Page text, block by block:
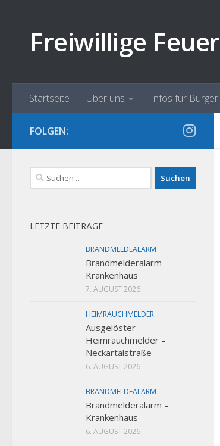
Freiwillige
Startseite Über uns Infos für Bürger
FOLGEN:
Suchen
nach:
LETZTE BEITRÄGE
BRANDMELDEALARM
Brandmelderalarm –
Krankenhaus
7. AUGUST 2026
HEIMRAUCHMELDER
Ausgelöster
Heimrauchmelder –
Neckartalstraße
6. AUGUST 2026
BRANDMELDEALARM
Brandmelderalarm –
Krankenhaus
6. AUGUST 2026